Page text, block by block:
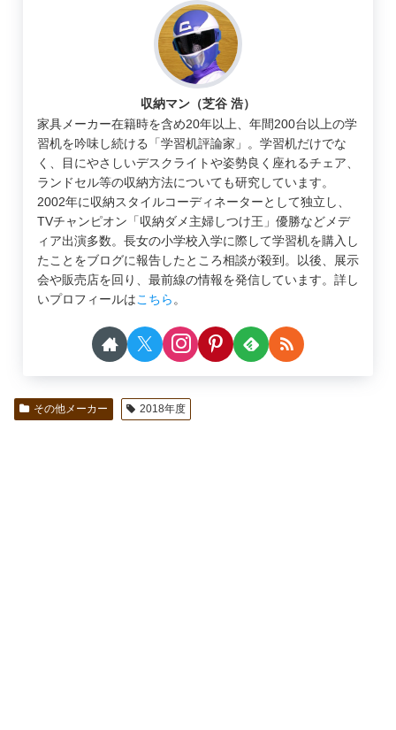
収納マン（芝谷 浩）
家具メーカー在籍時を含め20年以上、年間200台以上の学
習机を吟味し続ける「学習机評論家」。学習机だけでな
く、目にやさしいデスクライトや姿勢良く座れるチェア、
ランドセル等の収納方法についても研究しています。
2002年に収納スタイルコーディネーターとして独立し、
TVチャンピオン「収納ダメ主婦しつけ王」優勝などメデ
ィア出演多数。長女の小学校入学に際して学習机を購入し
たことをブログに報告したところ相談が殺到。以後、展示
会や販売店を回り、最前線の情報を発信しています。詳し
いプロフィールはこちら。
その他メーカー 2018年度